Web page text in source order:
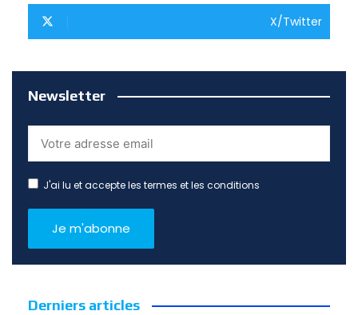
X/Twitter
Newsletter
J'ai lu et accepte les termes et les conditions
Derniers articles